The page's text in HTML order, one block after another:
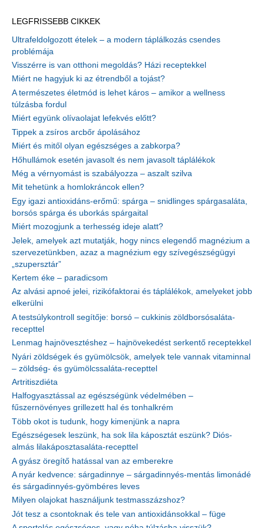
LEGFRISSEBB CIKKEK
Ultrafeldolgozott ételek – a modern táplálkozás csendes
problémája
Visszérre is van otthoni megoldás? Házi receptekkel
Miért ne hagyjuk ki az étrendből a tojást?
A természetes életmód is lehet káros – amikor a wellness
túlzásba fordul
Miért együnk olívaolajat lefekvés előtt?
Tippek a zsíros arcbőr ápolásához
Miért és mitől olyan egészséges a zabkorpa?
Hőhullámok esetén javasolt és nem javasolt táplálékok
Még a vérnyomást is szabályozza – aszalt szilva
Mit tehetünk a homlokráncok ellen?
Egy igazi antioxidáns-erőmű: spárga – snidlinges spárgasaláta,
borsós spárga és uborkás spárgaital
Miért mozogjunk a terhesség ideje alatt?
Jelek, amelyek azt mutatják, hogy nincs elegendő magnézium a
szervezetünkben, azaz a magnézium egy szívegészségügyi
„szupersztár”
Kertem éke – paradicsom
Az alvási apnoé jelei, rizikófaktorai és táplálékok, amelyeket jobb
elkerülni
A testsúlykontroll segítője: borsó – cukkinis zöldborsósaláta-
recepttel
Lenmag hajnövesztéshez – hajnövekedést serkentő receptekkel
Nyári zöldségek és gyümölcsök, amelyek tele vannak vitaminnal
– zöldség- és gyümölcssaláta-recepttel
Artritiszdiéta
Halfogyasztással az egészségünk védelmében –
fűszernövényes grillezett hal és tonhalkrém
Több okot is tudunk, hogy kimenjünk a napra
Egészségesek leszünk, ha sok lila káposztát eszünk? Diós-
almás lilakáposztasaláta-recepttel
A gyász öregítő hatással van az emberekre
A nyár kedvence: sárgadinnye – sárgadinnyés-mentás limonádé
és sárgadinnyés-gyömbéres leves
Milyen olajokat használjunk testmasszázshoz?
Jót tesz a csontoknak és tele van antioxidánsokkal – füge